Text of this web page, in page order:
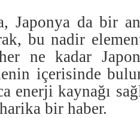
Japonya da bir
bu nadir
ne kadar
içerisinde
enerji kaynağı
bir haber.